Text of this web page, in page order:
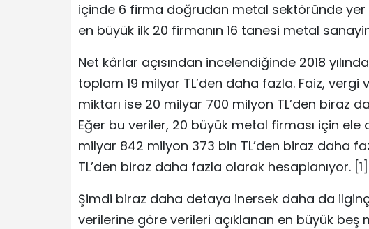
içinde 6 firma doğrudan metal sektöründe yer
en büyük ilk 20 firmanın 16 tanesi metal
Net kârlar açısından incelendiğinde 2018
toplam 19 milyar TL’den daha fazla. Faiz,
miktarı ise 20 milyar 700 milyon TL’den biraz
Eğer bu veriler, 20 büyük metal firması için ele
milyar 842 milyon 373 bin TL’den biraz daha
TL’den biraz daha fazla olarak hesaplanıyor. [1]
Şimdi biraz daha detaya inersek daha da
verilerine göre verileri açıklanan en büyük beş